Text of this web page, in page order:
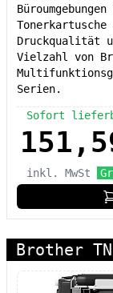
Druckqualität
Vielzahl von
Serien.
Sofort
inkl. MwSt
Brother